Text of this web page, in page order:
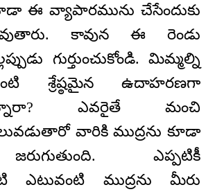
ఈ వ్యాపారమును చేసేందుకు
కావున ఈ రెండు
గుర్తుంచుకోండి. మిమ్మల్ని
శ్రేష్ఠమైన ఉదాహరణగా
ఎవరైతే మంచి
వారికి ముద్రను కూడా
ఎప్పటికీ
ఎటువంటి ముద్రను మీరు